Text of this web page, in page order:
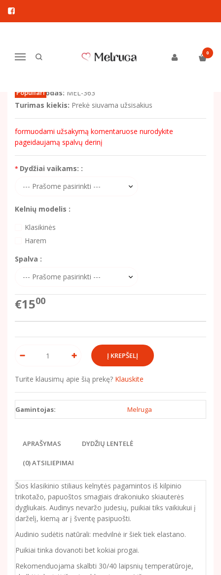
Navigacija
0
Pagrindinis
Vaikiškos kelnės "Drakoniukas"
VAIKIŠKOS KELNĖS
"DRAKONIUKAS"
Populiari
Prekės kodas: MEL-363
Turimas kiekis: Prekė siuvama užsisakius
formuodami užsakymą komentaruose nurodykite
pageidaujamą spalvų derinį
Dydžiai vaikams: :
Kelnių modelis :
Klasikinės
Harem
Spalva :
€1500
Turite klausimų apie šią prekę? Klauskite
Gamintojas: Melruga
APRAŠYMAS DYDŽIŲ LENTELĖ
(0) ATSILIEPIMAI
Šios klasikinio stiliaus kelnytės pagamintos iš kilpinio
trikotažo, papuoštos smagiais drakoniuko skiauterės
dygliukais. Audinys nevaržo judesių, puikiai tiks vaikiukui į
darželį, kiemą ar į šventę pasipuošti.
Audinio sudėtis natūrali: medvilnė ir šiek tiek elastano.
Puikiai tinka dovanoti bet kokiai progai.
Rekomenduojama skalbti 30/40 laipsnių temperatūroje,